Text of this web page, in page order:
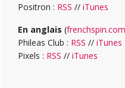
Positron : RSS // iTunes
En anglais (frenchspin.com
Phileas Club : RSS // iTunes
Pixels : RSS // iTunes